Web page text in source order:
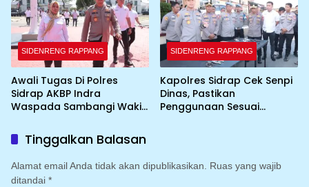
SIDENRENG RAPPANG
Awali Tugas Di Polres
Sidrap AKBP Indra
Waspada Sambangi Wakil
SIDENRENG RAPPANG
Kapolres Sidrap Cek Senpi
Dinas, Pastikan
Penggunaan Sesuai
Tinggalkan Balasan
Alamat email Anda tidak akan dipublikasikan.
Ruas yang wajib
ditandai *